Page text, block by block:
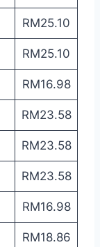
RM25.10
RM25.10
RM16.98
RM23.58
RM23.58
RM23.58
RM16.98
RM18.86